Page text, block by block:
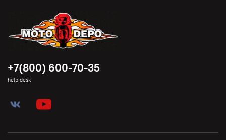
+7(800) 600-70-35
help desk